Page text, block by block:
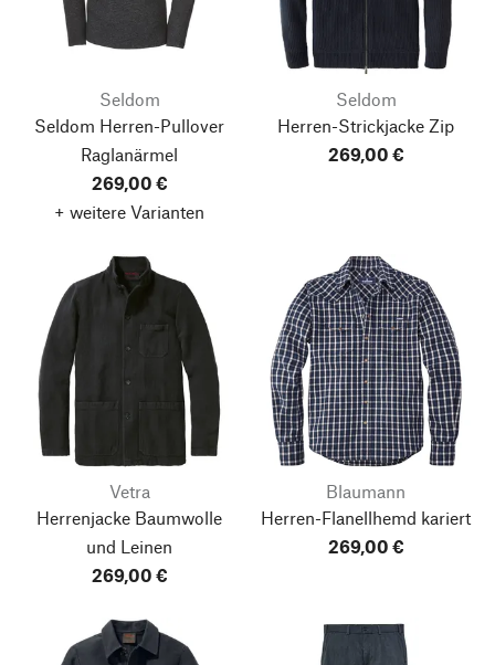
Seldom
Seldom Herren-Pullover
Raglanärmel
269,00 €
+ weitere Varianten
Seldom
Herren-Strickjacke Zip
269,00 €
Vetra
Herrenjacke Baumwolle
und Leinen
269,00 €
Blaumann
Herren-Flanellhemd kariert
269,00 €